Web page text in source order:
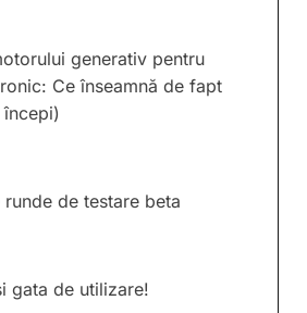
generativ pentru
Ce înseamnă de fapt
de testare beta
gata de utilizare!